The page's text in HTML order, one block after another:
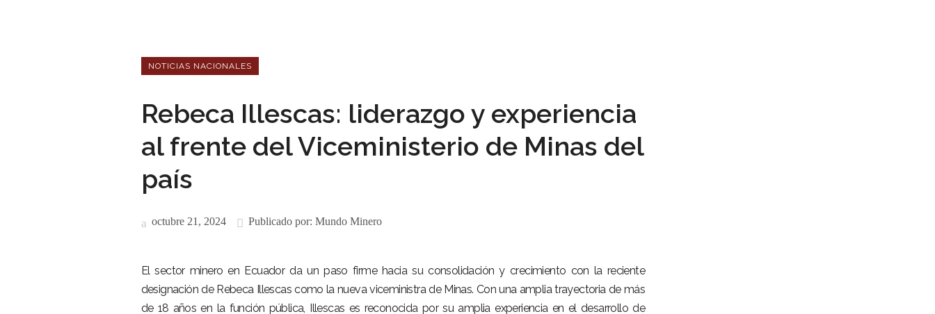
NOTICIAS NACIONALES
Rebeca Illescas: liderazgo y experiencia
al frente del Viceministerio de Minas del
país
octubre 21, 2024 Publicado por: Mundo Minero
El sector minero en Ecuador da un paso firme hacia su consolidación y crecimiento con la reciente
designación de Rebeca Illescas como la nueva viceministra de Minas. Con una amplia trayectoria de más
de 18 años en la función pública, Illescas es reconocida por su amplia experiencia en el desarrollo de